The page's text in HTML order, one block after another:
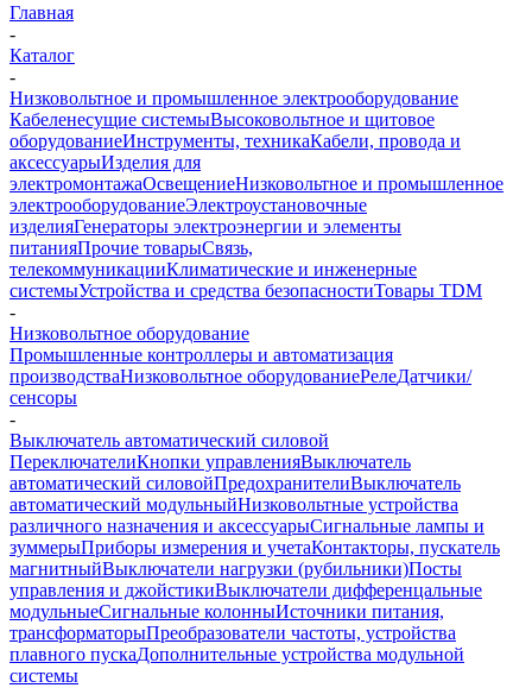
Главная
-
Каталог
-
Низковольтное и промышленное электрооборудование
Кабеленесущие системыВысоковольтное и щитовое
оборудованиеИнструменты, техникаКабели, провода и
аксессуарыИзделия для
электромонтажаОсвещениеНизковольтное и промышленное
электрооборудованиеЭлектроустановочные
изделияГенераторы электроэнергии и элементы
питанияПрочие товарыСвязь,
телекоммуникацииКлиматические и инженерные
системыУстройства и средства безопасностиТовары TDM
-
Низковольтное оборудование
Промышленные контроллеры и автоматизация
производстваНизковольтное оборудованиеРелеДатчики/
сенсоры
-
Выключатель автоматический силовой
ПереключателиКнопки управленияВыключатель
автоматический силовойПредохранителиВыключатель
автоматический модульныйНизковольтные устройства
различного назначения и аксессуарыСигнальные лампы и
зуммерыПриборы измерения и учетаКонтакторы, пускатель
магнитныйВыключатели нагрузки (рубильники)Посты
управления и джойстикиВыключатели дифференцальные
модульныеСигнальные колонныИсточники питания,
трансформаторыПреобразователи частоты, устройства
плавного пускаДополнительные устройства модульной
системы